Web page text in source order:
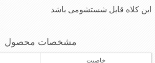
این کلاه قابل شستشومی باشد
مشخصات محصول
خاصیت